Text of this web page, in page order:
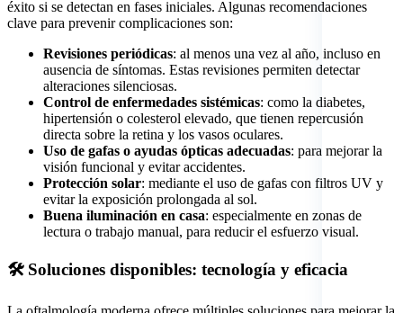
éxito si se detectan en fases iniciales. Algunas recomendaciones
clave para prevenir complicaciones son:
Revisiones periódicas: al menos una vez al año, incluso en
ausencia de síntomas. Estas revisiones permiten detectar
alteraciones silenciosas.
Control de enfermedades sistémicas: como la diabetes,
hipertensión o colesterol elevado, que tienen repercusión
directa sobre la retina y los vasos oculares.
Uso de gafas o ayudas ópticas adecuadas: para mejorar la
visión funcional y evitar accidentes.
Protección solar: mediante el uso de gafas con filtros UV y
evitar la exposición prolongada al sol.
Buena iluminación en casa: especialmente en zonas de
lectura o trabajo manual, para reducir el esfuerzo visual.
🛠️ Soluciones disponibles: tecnología y eficacia